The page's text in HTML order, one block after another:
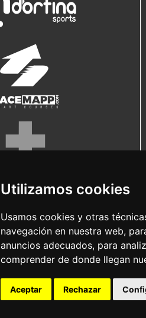
Utilizamos cookies
Usamos cookies y otras
navegación en nuestra web,
anuncios adecuados, para
comprender de donde llegan
Aceptar Rechazar